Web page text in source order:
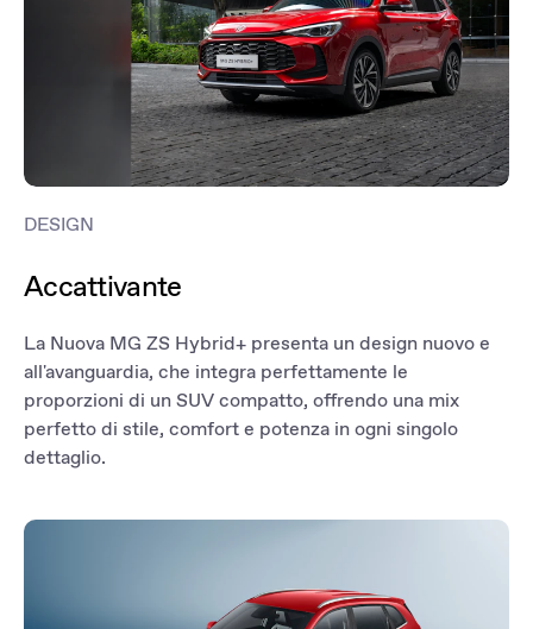
DESIGN
Accattivante
La Nuova MG ZS Hybrid+ presenta un design nuovo e
all'avanguardia, che integra perfettamente le
proporzioni di un SUV compatto, offrendo una mix
perfetto di stile, comfort e potenza in ogni singolo
dettaglio.